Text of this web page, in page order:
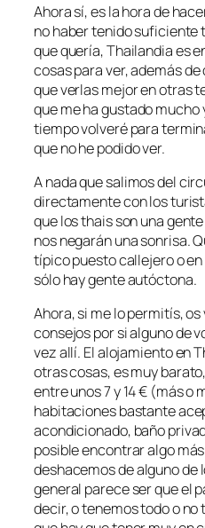
Ahora sí, es la hora de
no haber tenido suficiente
que quería, Thailandia es
cosas para ver, además
que verlas mejor en otras
que me ha gustado mucho
tiempo volveré para
que no he podido ver.
A nada que salimos del
directamente con los
que los thais son una
nos negarán una sonrisa.
típico puesto callejero o
sólo hay gente autóctona.
Ahora, si me lo permitís, os
consejos por si alguno de
vez allí. El alojamiento en
otras cosas, es muy
entre unos 7 y 14 € (más
habitaciones bastante
acondicionado, baño
posible encontrar algo
deshacemos de alguno de
general parece ser que el
decir, o tenemos todo o